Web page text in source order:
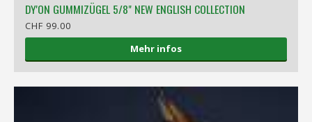
DY'ON GUMMIZÜGEL 5/8" NEW ENGLISH COLLECTION
CHF 99.00
Mehr infos